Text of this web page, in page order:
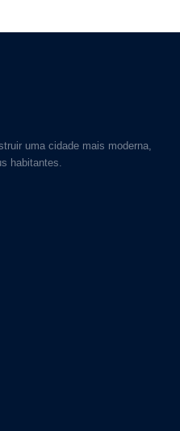
uma cidade mais moderna,
habitantes.